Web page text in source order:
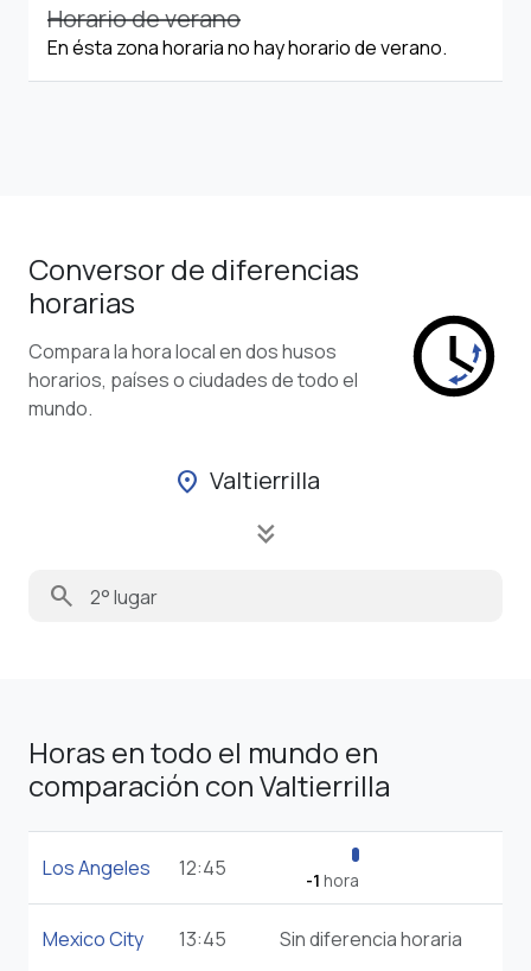
Horario de verano
En ésta zona horaria no hay horario de verano.
Conversor de diferencias
horarias
Compara la hora local en dos husos
horarios, países o ciudades de todo el
mundo.
location_on Valtierrilla
keyboard_double_arrow_down
search
Horas en todo el mundo en
comparación con Valtierrilla
Los Angeles 12:45 -1 hora
Mexico City 13:45 Sin diferencia horaria